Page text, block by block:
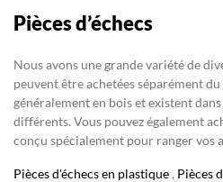
Pièces d’échecs
Nous avons une grande variété de
peuvent être achetées séparément
généralement en bois et existent
différents. Vous pouvez également
conçu spécialement pour ranger vos
Pièces d'échecs en plastique , Pièces